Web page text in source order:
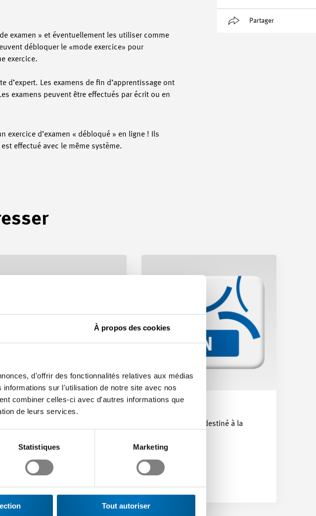
À propos des cookies
d'offrir des fonctionnalités relatives aux médias
sur l'utilisation de notre site avec nos
combiner celles-ci avec d'autres informations que
de leurs services.
Statistiques Marketing
Tout autoriser
Partager
examen » et éventuellement les utiliser comme
débloquer le «mode exercice» pour
exercice.
Les examens de fin d’apprentissage ont
examens peuvent être effectués par écrit ou en
exercice d’examen « débloqué » en ligne ! Ils
effectué avec le même système.
eBook
l’apprentissage
time2learn
De la pratique- destiné à la